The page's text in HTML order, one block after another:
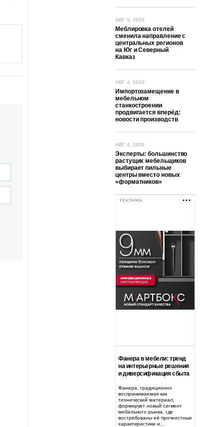
АВГ 5, 2026
Меблировка отелей
сменила направление с
центральных регионов
на Юг и Северный
Кавказ
АВГ 4, 2026
Импортозамещение в
мебельном
станкостроении
продвигается вперёд:
новости производств
АВГ 4, 2026
Эксперты: большинство
растущих мебельщиков
выбирает пильные
центры вместо новых
«форматников»
РЕКЛАМА
Фанера в мебели: тренд
на интерьерные решения
и диверсификация сбыта
Фанера, традиционно
воспринимаемая как
технический материал,
формирует новый сегмент
мебельного рынка, где
востребованы её прочностные
характеристики и...